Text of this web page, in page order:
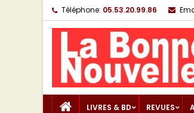
Téléphone: 05.53.20.99.86
LIVRES & BD REVUES